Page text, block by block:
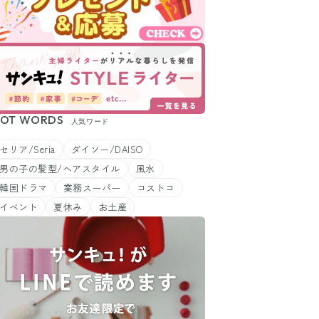
WORDS 人気ワード
セリア/Seria
ダイソー/DAISO
男の子の髪型/ヘアスタイル
風水
韓国ドラマ
業務スーパー
コストコ
イベント
夏休み お土産